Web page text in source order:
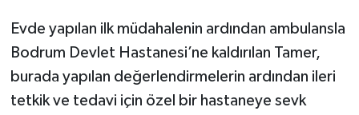
Evde yapılan ilk müdahalenin ardından ambulansla
Bodrum Devlet Hastanesi’ne kaldırılan Tamer,
burada yapılan değerlendirmelerin ardından ileri
tetkik ve tedavi için özel bir hastaneye sevk